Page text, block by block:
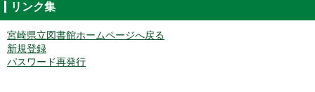
リンク集
宮崎県立図書館ホームページへ戻る
新規登録
パスワード再発行